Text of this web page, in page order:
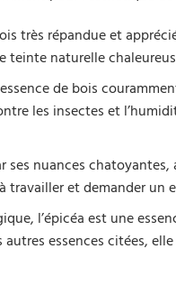
très répandue et
teinte naturelle
de bois
les insectes et
nuances
et demander un
l’épicéa est une
autres essences citées,